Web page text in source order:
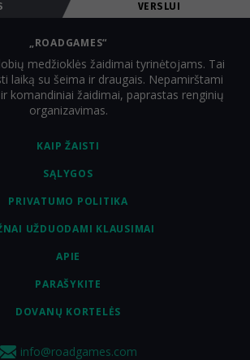
VERSLUI
KAIP ŽAISTI
SĄLYGOS
PRIVATUMO POLITIKA
UŽDUODAMI KLAUSIMAI
APIE
PARAŠYKITE
DOVANŲ KORTELĖS
„ROADGAMES“
medžioklės žaidimai tyrinėtojams. Tai
laiką su šeima ir draugais. Nepamirštami
komandiniai žaidimai, paprastas renginių
organizavimas.
info@roadgames.com